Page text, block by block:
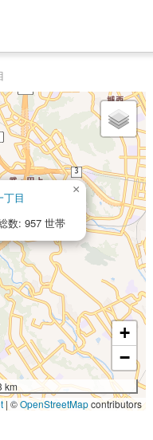
目
数: 957 世帯
×
+
−
km
| ©OpenStreetMapcontributors